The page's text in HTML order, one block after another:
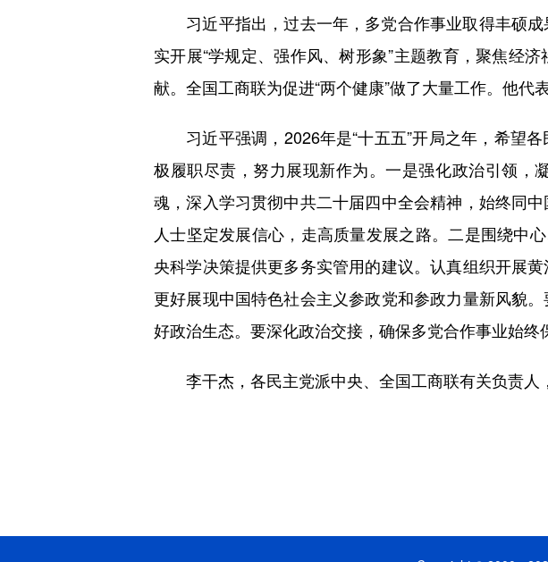
习近平指出，过去一年，多党合作事业取得丰硕成
实开展“学规定、强作风、树形象”主题教育，聚焦经
献。全国工商联为促进“两个健康”做了大量工作。他代
习近平强调，2026年是“十五五”开局之年，希望各
极履职尽责，努力展现新作为。一是强化政治引领，
魂，深入学习贯彻中共二十届四中全会精神，始终同
人士坚定发展信心，走高质量发展之路。二是围绕中
央科学决策提供更多务实管用的建议。认真组织开展
更好展现中国特色社会主义参政党和参政力量新风貌
好政治生态。要深化政治交接，确保多党合作事业始终
李干杰，各民主党派中央、全国工商联有关负责人